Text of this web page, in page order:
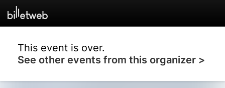
This event is over.
See other events from this organizer >